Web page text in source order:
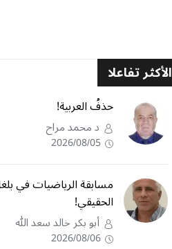
الأكثر تفاعلا
حذفُ العربية!
د محمد مراح
2026/08/05
مسابقة الرياضيات في
الحقيقي!
أبو بكر خالد سعد الله
2026/08/06